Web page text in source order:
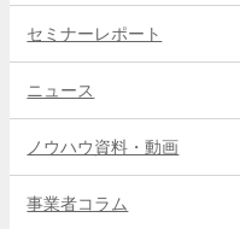
セミナーレポート
ニュース
ノウハウ資料・動画
事業者コラム